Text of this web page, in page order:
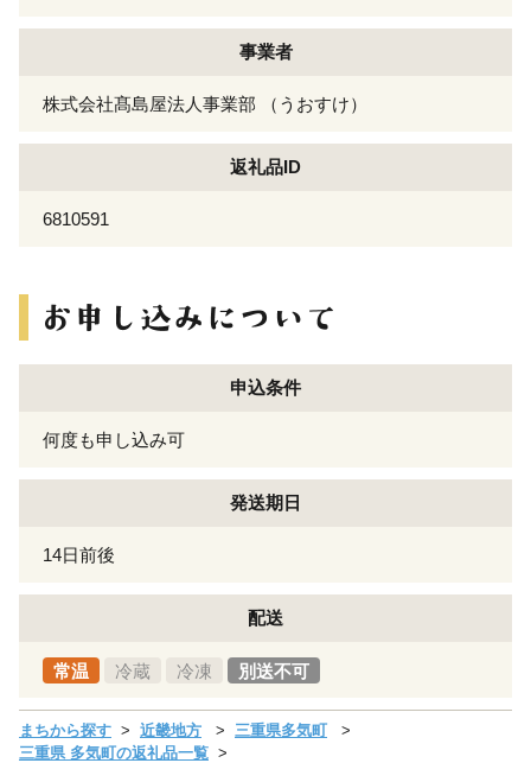
事業者
株式会社髙島屋法人事業部 （うおすけ）
返礼品ID
6810591
申込条件
何度も申し込み可
発送期日
14日前後
配送
常温 冷蔵 冷凍 別送不可
まちから探す 近畿地方
三重県多気町
三重県 多気町の返礼品一覧